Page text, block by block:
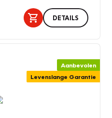
DETAILS
Aanbevolen
Levenslange Garantie